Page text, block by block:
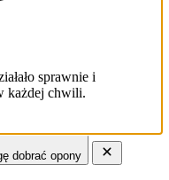
sprawnie i
każdej chwili.
dobrać opony